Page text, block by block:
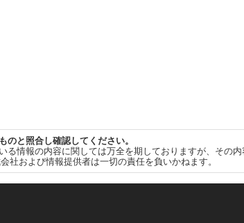
のと照合し確認してください。
る情報の内容に関しては万全を期しておりますが、その
社および情報提供者は一切の責任を負いかねます。